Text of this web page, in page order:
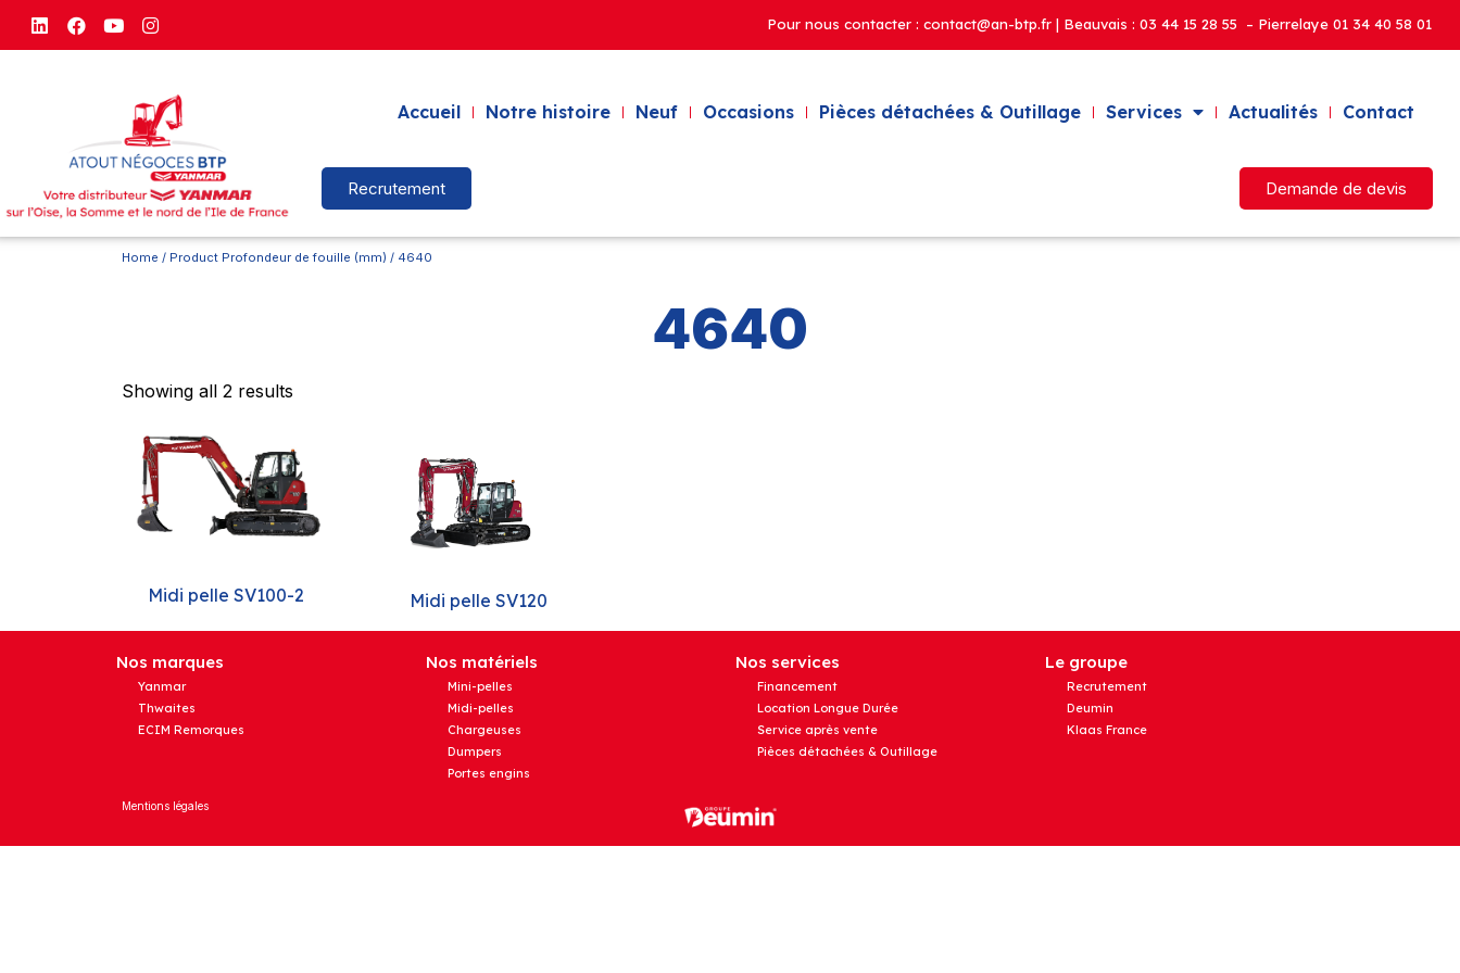
Pour nous contacter : contact@an-btp.fr | Beauvais : 03 44 15 28 55 – Pierrelaye 01 34 40 58 01
Accueil Notre histoire Neuf Occasions Pièces détachées & Outillage Services Actualités Contact
Recrutement Demande de devis
Home / Product Profondeur de fouille (mm) / 4640
4640
Showing all 2 results
Midi pelle SV100-2 Midi pelle SV120
Nos marques
Yanmar
Thwaites
ECIM Remorques
Nos matériels
Mini-pelles
Midi-pelles
Chargeuses
Dumpers
Portes engins
Nos services
Financement
Location Longue Durée
Service après vente
Pièces détachées & Outillage
Le groupe
Recrutement
Deumin
Klaas France
Mentions légales